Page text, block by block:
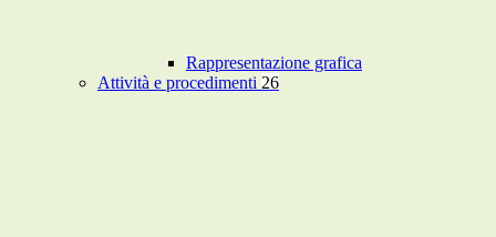
Rappresentazione grafica
Attività e procedimenti 26